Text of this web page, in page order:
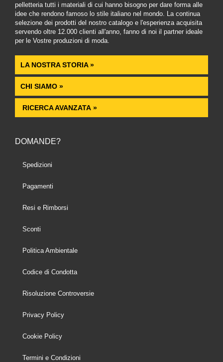
pelletteria tutti i materiali di cui hanno bisogno per dare forma alle
idee che rendono famoso lo stile italiano nel mondo. La continua
selezione dei prodotti del nostro catalogo e l'esperienza acquisita
servendo oltre 12.000 clienti all'anno, fanno di noi il partner ideale
per le Vostre produzioni di moda.
LA NOSTRA STORIA »
CHI SIAMO »
RICERCA AVANZATA »
DOMANDE?
Spedizioni
Pagamenti
Resi e Rimborsi
Sconti
Politica Ambientale
Codice di Condotta
Risoluzione Controversie
Privacy Policy
Cookie Policy
Termini e Condizioni